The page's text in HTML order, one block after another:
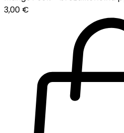
3,00 €